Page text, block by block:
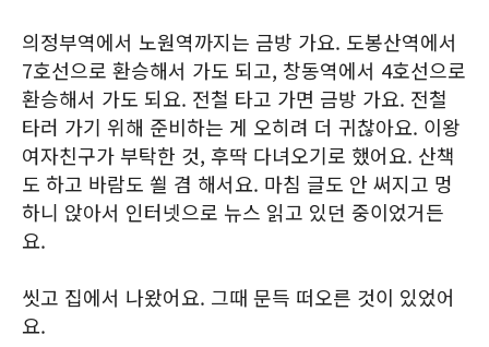
의정부역에서 노원역까지는 금방 가요. 도봉산역에서
7호선으로 환승해서 가도 되고, 창동역에서 4호선으로
환승해서 가도 되요. 전철 타고 가면 금방 가요. 전철
타러 가기 위해 준비하는 게 오히려 더 귀찮아요. 이왕
여자친구가 부탁한 것, 후딱 다녀오기로 했어요. 산책
도 하고 바람도 쐴 겸 해서요. 마침 글도 안 써지고 멍
하니 앉아서 인터넷으로 뉴스 읽고 있던 중이었거든
요.
씻고 집에서 나왔어요. 그때 문득 떠오른 것이 있었어
요.